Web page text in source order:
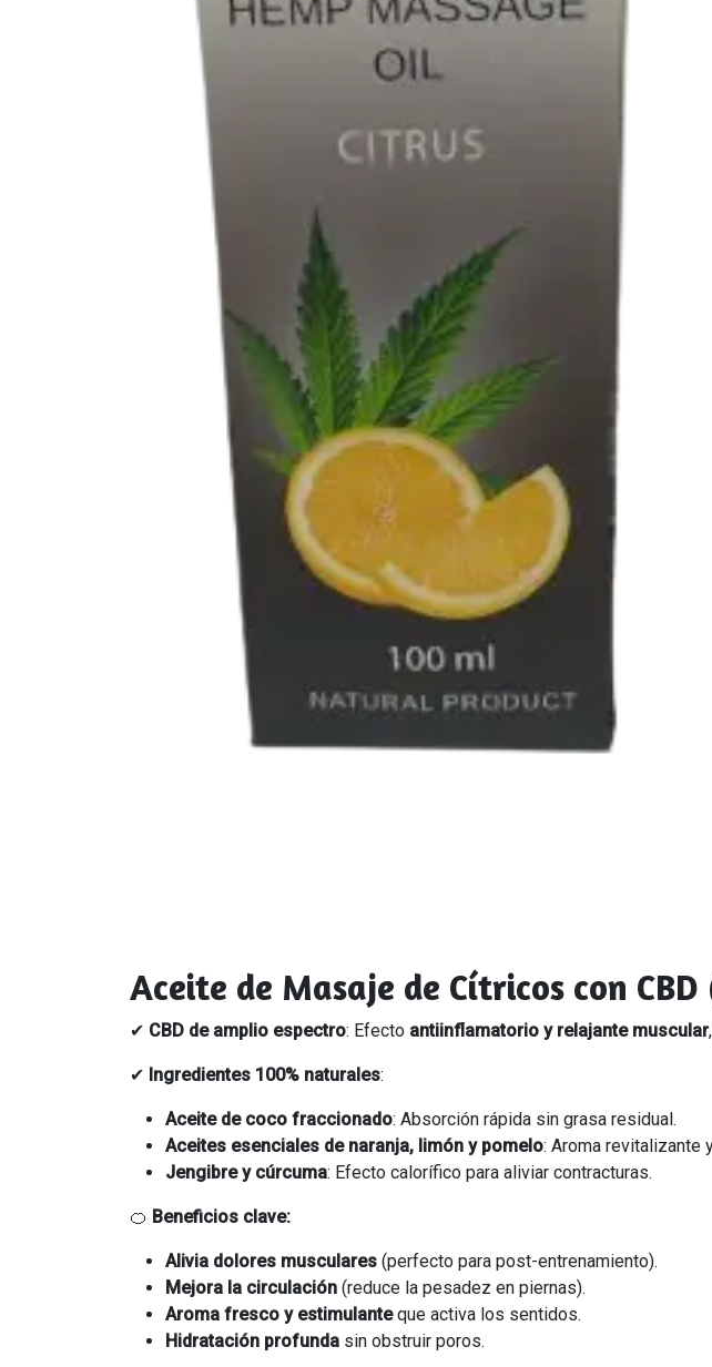
Aceite de Masaje de Cítricos con
✔ CBD de amplio espectro: Efecto antiinflamatorio y relajante muscular
✔ Ingredientes 100% naturales:
Aceite de coco fraccionado: Absorción rápida sin grasa residual.
Aceites esenciales de naranja, limón y pomelo: Aroma revitalizante
Jengibre y cúrcuma: Efecto calorífico para aliviar contracturas.
🍊 Beneficios clave:
Alivia dolores musculares (perfecto para post-entrenamiento).
Mejora la circulación (reduce la pesadez en piernas).
Aroma fresco y estimulanteque activa los sentidos.
Hidratación profunda sin obstruir poros.